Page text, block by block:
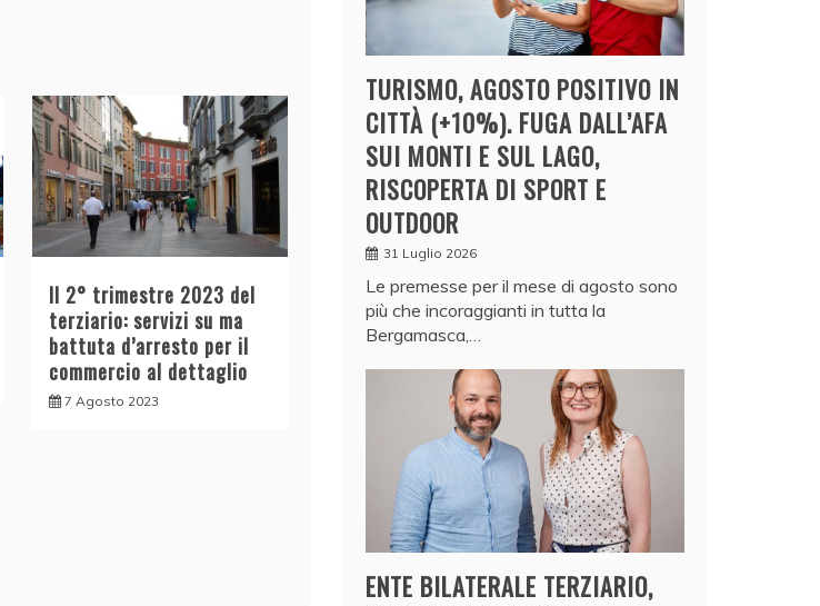
Il 2° trimestre 2023 del
terziario: servizi su ma
battuta d’arresto per il
commercio al dettaglio
7 Agosto 2023
TURISMO, AGOSTO POSITIVO IN
CITTÀ (+10%). FUGA DALL’AFA
SUI MONTI E SUL LAGO,
RISCOPERTA DI SPORT E
OUTDOOR
31 Luglio 2026
Le premesse per il mese di agosto sono
più che incoraggianti in tutta la
Bergamasca,…
ENTE BILATERALE TERZIARIO,